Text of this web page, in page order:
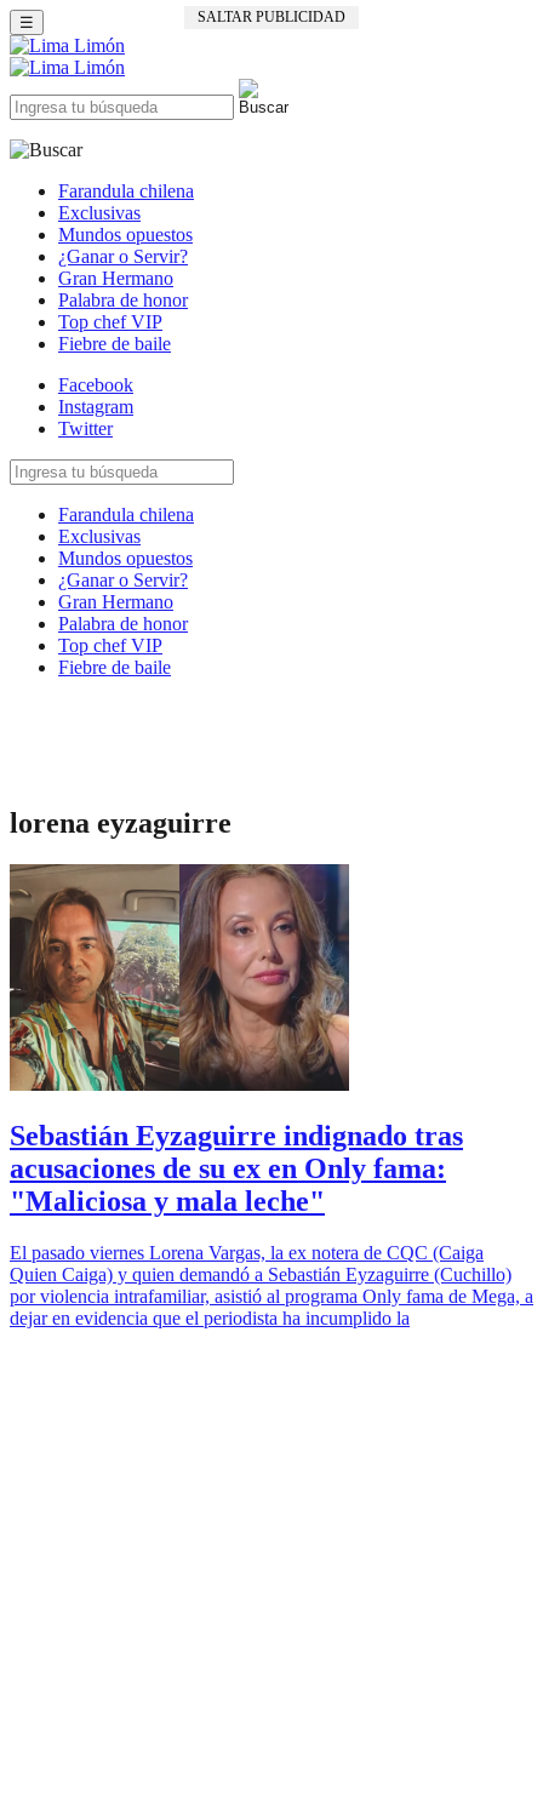
SALTAR PUBLICIDAD
☰
Farandula chilena
Exclusivas
Mundos opuestos
¿Ganar o Servir?
Gran Hermano
Palabra de honor
Top chef VIP
Fiebre de baile
Facebook
Instagram
Twitter
Farandula chilena
Exclusivas
Mundos opuestos
¿Ganar o Servir?
Gran Hermano
Palabra de honor
Top chef VIP
Fiebre de baile
lorena eyzaguirre
Sebastián Eyzaguirre indignado tras
acusaciones de su ex en Only fama:
"Maliciosa y mala leche"
El pasado viernes Lorena Vargas, la ex notera de CQC (Caiga
Quien Caiga) y quien demandó a Sebastián Eyzaguirre (Cuchillo)
por violencia intrafamiliar, asistió al programa Only fama de Mega, a
dejar en evidencia que el periodista ha incumplido la